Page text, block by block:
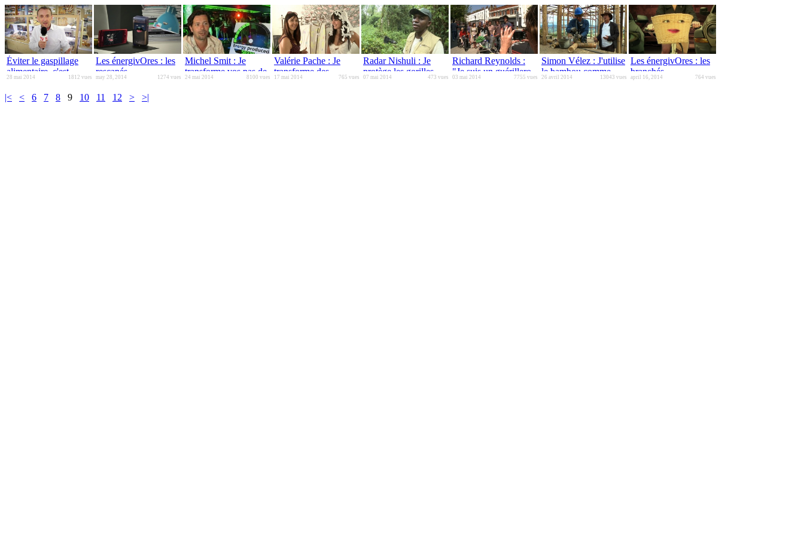
Éviter le gaspillage
alimentaire, c'est
simple !
28 mai 2014 1812 vues
Les énergivOres : les
rescapés
may 28, 2014 1274 vues
Michel Smit : Je
transforme vos pas de
danse en
24 mai 2014 8100 vues
Valérie Pache : Je
transforme des
parapentes réformés
17 mai 2014 765 vues
Radar Nishuli : Je
protège les gorilles
contre les exploitants
07 mai 2014 473 vues
Richard Reynolds :
"Je suis un guérillero
du jardinage"
03 mai 2014 7755 vues
Simon Vélez : J'utilise
le bambou comme
d'autres l'acier
26 avril 2014 13043 vues
Les énergivOres : les
branchés
april 16, 2014 764 vues
|< < 6 7 8 9 10 11 12 > >|